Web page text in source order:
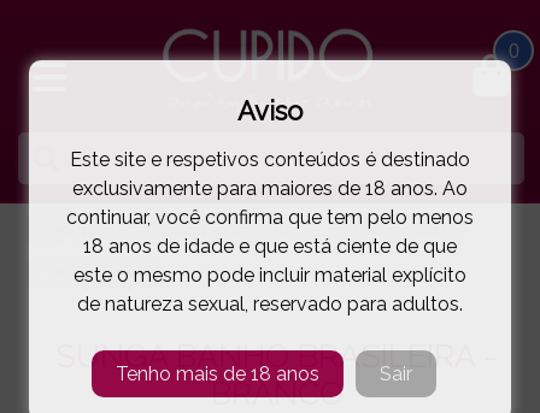
0
LINGERIE E ROUPA HOMEM MODUS VIVENDI
MODUS VIVENDI SUNGA BANHO BRASILEIRA - BRANCO ( 74-S1523BRE )
SUNGA BANHO BRASILEIRA -
BRANCO
Aviso
Este site e respetivos conteúdos é destinado
exclusivamente para maiores de 18 anos. Ao
continuar, você confirma que tem pelo menos
18 anos de idade e que está ciente de que
este o mesmo pode incluir material explícito
de natureza sexual, reservado para adultos.
Tenho mais de 18 anos Sair